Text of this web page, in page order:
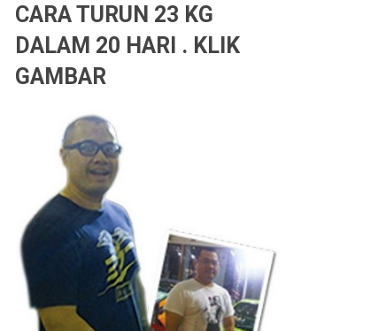
CARA TURUN 23 KG
DALAM 20 HARI . KLIK
GAMBAR